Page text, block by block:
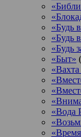
«Будь
«Будь
«Будь
«Быт»
«Вода